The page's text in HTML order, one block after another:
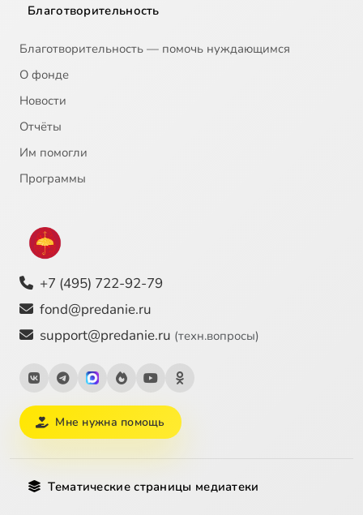
Благотворительность
Благотворительность — помочь нуждающимся
О фонде
Новости
Отчёты
Им помогли
Программы
+7 (495) 722-92-79
fond@predanie.ru
support@predanie.ru (техн.вопросы)
Мне нужна помощь
Тематические страницы медиатеки